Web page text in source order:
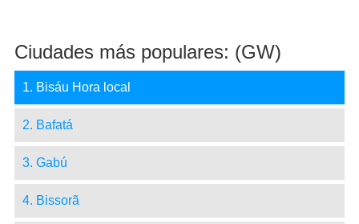
Ciudades más populares: (GW)
1. Bisáu Hora local
2. Bafatá
3. Gabú
4. Bissorã